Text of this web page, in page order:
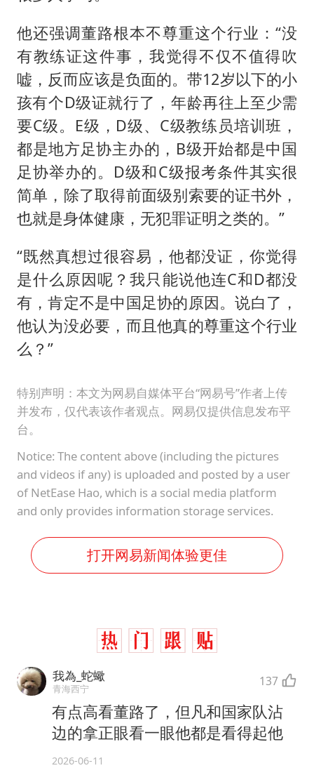
他还强调董路根本不尊重这个行业：“没
有教练证这件事，我觉得不仅不值得吹
嘘，反而应该是负面的。带12岁以下的小
孩有个D级证就行了，年龄再往上至少需
要C级。E级，D级、C级教练员培训班，
都是地方足协主办的，B级开始都是中国
足协举办的。D级和C级报考条件其实很
简单，除了取得前面级别索要的证书外，
也就是身体健康，无犯罪证明之类的。”
“既然真想过很容易，他都没证，你觉得
是什么原因呢？我只能说他连C和D都没
有，肯定不是中国足协的原因。说白了，
他认为没必要，而且他真的尊重这个行业
么？”
特别声明：本文为网易自媒体平台“网易号”作者上传
并发布，仅代表该作者观点。网易仅提供信息发布平
台。
Notice: The content above (including the pictures
and videos if any) is uploaded and posted by a user
of NetEase Hao, which is a social media platform
and only provides information storage services.
打开网易新闻体验更佳
我為_蛇蠍
青海西宁 137
有点高看董路了，但凡和国家队沾
边的拿正眼看一眼他都是看得起他
2026-06-11